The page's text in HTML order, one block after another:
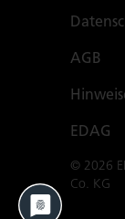
AGB
EDAG
© 2026
Co. KG